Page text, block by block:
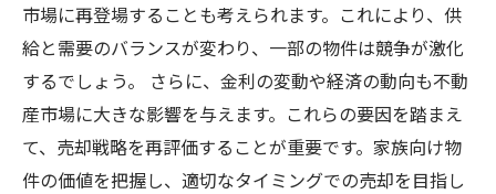
市場に再登場することも考えられます。これにより、供
給と需要のバランスが変わり、一部の物件は競争が激化
するでしょう。 さらに、金利の変動や経済の動向も不動
産市場に大きな影響を与えます。これらの要因を踏まえ
て、売却戦略を再評価することが重要です。家族向け物
件の価値を把握し、適切なタイミングでの売却を目指し